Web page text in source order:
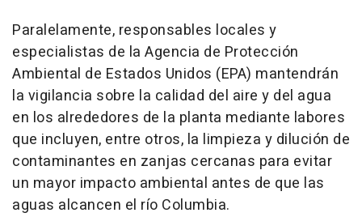
Paralelamente, responsables locales y
especialistas de la Agencia de Protección
Ambiental de Estados Unidos (EPA) mantendrán
la vigilancia sobre la calidad del aire y del agua
en los alrededores de la planta mediante labores
que incluyen, entre otros, la limpieza y dilución de
contaminantes en zanjas cercanas para evitar
un mayor impacto ambiental antes de que las
aguas alcancen el río Columbia.